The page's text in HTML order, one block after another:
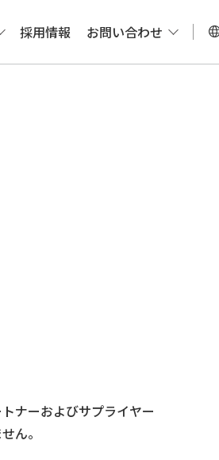
採用情報 お問い合わせ
ナーおよびサプライヤー
ん。